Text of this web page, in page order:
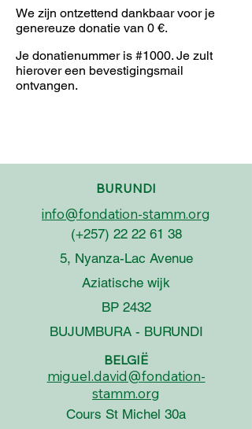
We zijn ontzettend dankbaar voor je
genereuze donatie van 0 €.
Je donatienummer is #1000. Je zult
hierover een bevestigingsmail
ontvangen.
BURUNDI
info@fondation-stamm.org
(+257) 22 22 61 38
5, Nyanza-Lac Avenue
Aziatische wijk
BP 2432
BUJUMBURA - BURUNDI
BELGIË
miguel.david@fondation-
stamm.org
Cours St Michel 30a